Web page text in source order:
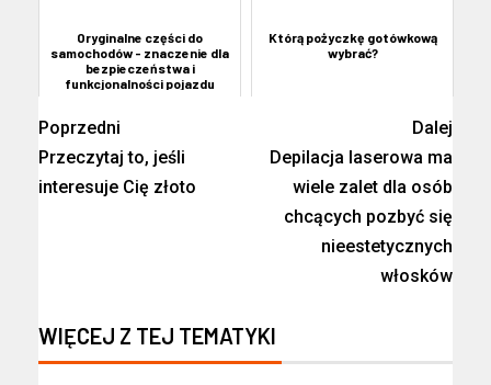
Oryginalne części do
samochodów - znaczenie dla
bezpieczeństwa i
funkcjonalności pojazdu
Którą pożyczkę gotówkową
wybrać?
Poprzedni
Przeczytaj to, jeśli
interesuje Cię złoto
Dalej
Depilacja laserowa ma
wiele zalet dla osób
chcących pozbyć się
nieestetycznych
włosków
WIĘCEJ Z TEJ TEMATYKI